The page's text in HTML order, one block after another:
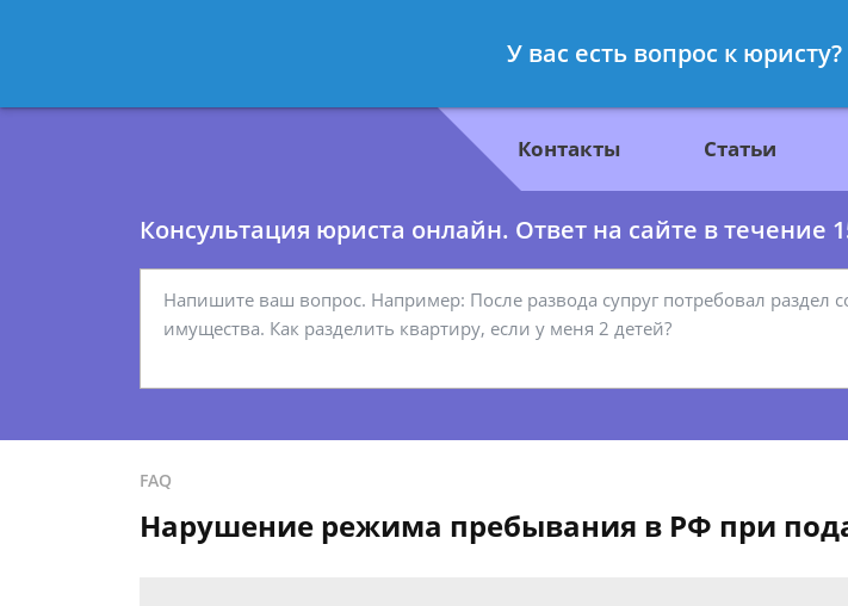
- Юрист по гражданскому праву
Контакты Статьи
Консультация юриста онлайн. Ответ на сайте в течение
FAQ
Нарушение режима пребывания в РФ при
У вас есть вопрос к юристу?